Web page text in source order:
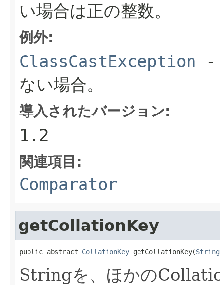
い場合は正の整数。
例外:
ClassCastException -
ない場合。
導入されたバージョン:
1.2
関連項目:
Comparator
getCollationKey
public abstract CollationKey getCollationKey(String
Stringを、ほかの